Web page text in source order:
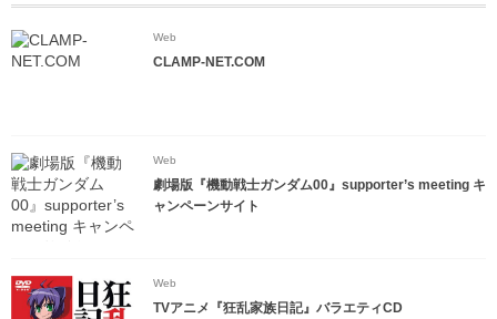
Web
CLAMP-NET.COM
Web
劇場版『機動戦士ガンダム00』supporter’s meeting キ
ャンペーンサイト
Web
TVアニメ『狂乱家族日記』バラエティCD